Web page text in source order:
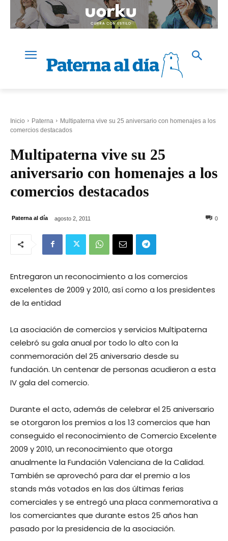
Inicio Paterna
Multipaterna vive su 25 aniversario con homenajes a los
comercios destacados
Multipaterna vive su 25
aniversario con homenajes a los
comercios destacados
Paterna al día agosto 2, 2011 0
Entregaron un reconocimiento a los comercios
excelentes de 2009 y 2010, así como a los presidentes
de la entidad
La asociación de comercios y servicios Multipaterna
celebró su gala anual por todo lo alto con la
conmemoración del 25 aniversario desde su
fundación. Un centenar de personas acudieron a esta
IV gala del comercio.
Durante el acto, además de celebrar el 25 aniversario
se otorgaron los premios a los 13 comercios que han
conseguido el reconocimiento de Comercio Excelente
2009 y 2010, un reconocimiento que otorga
anualmente la Fundación Valenciana de la Calidad.
También se aprovechó para dar el premio a los
stands más votados en las dos últimas ferias
comerciales y se entregó una placa conmemorativa a
los comerciantes que durante estos 25 años han
pasado por la presidencia de la asociación.